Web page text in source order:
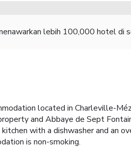
lebih 100,000 hotel di
located in Charleville-
and Abbaye de Sept
with a dishwasher and an
is non-smoking.